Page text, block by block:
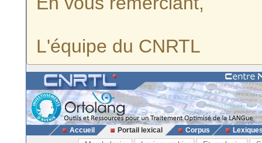
L'équipe du CNRTL
Accueil Portail lexical Corpus